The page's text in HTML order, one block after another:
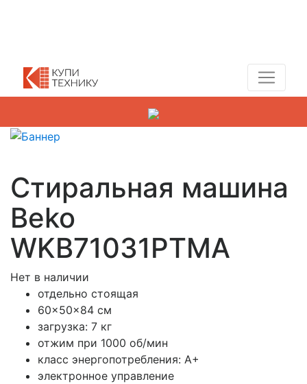
Стиральная машина
Beko
WKB71031PTMA
Нет в наличии
отдельно стоящая
60x50x84 см
загрузка: 7 кг
отжим при 1000 об/мин
класс энергопотребления: A+
электронное управление